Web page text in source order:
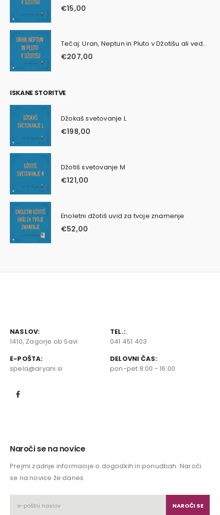
€15,00
Tečaj: Uran, Neptun in Pluto v Džotišu ali vedski astrologiji
€207,00
ISKANE STORITVE
Džokaš svetovanje L
€198,00
Džotiš svetovanje M
€121,00
Enoletni džotiš uvid za tvoje znamenje
€52,00
NASLOV:
1410, Zagorje ob Savi
TEL.:
041 451 403
E-POŠTA:
spela@aryani.si
DELOVNI ČAS:
pon-pet 8:00 - 16:00
Naroči se na novice
Prejmi zadnje informacije o dogodkih in ponudbah. Naroči
se na novice že danes